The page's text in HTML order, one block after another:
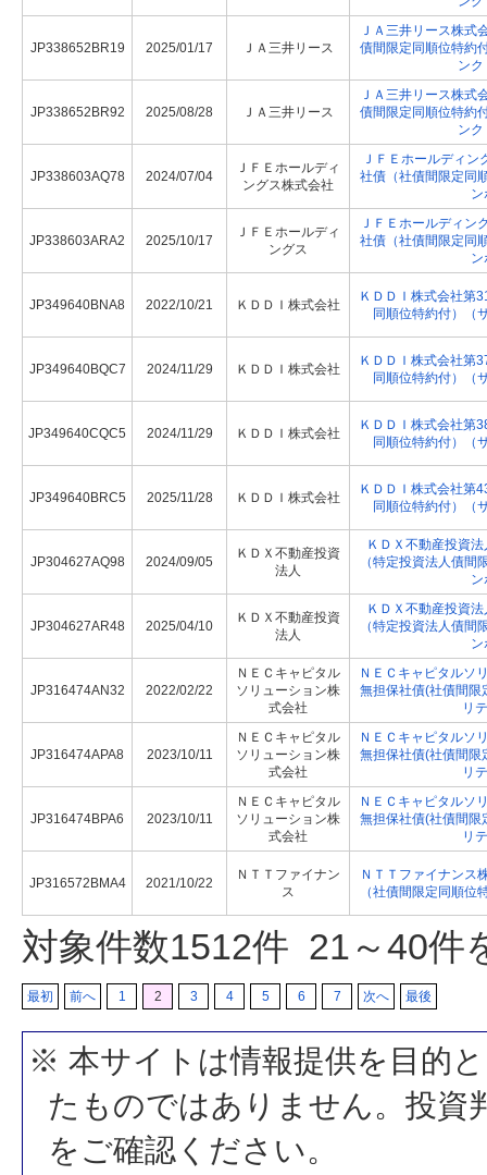
JP338652BR19 2025/01/17 ＪＡ三井リース
ＪＡ三井リース株式
債間限定同順位特約
ンク
JP338652BR92 2025/08/28 ＪＡ三井リース
ＪＡ三井リース株式
債間限定同順位特約
ンク
JP338603AQ78 2024/07/04
ＪＦＥホールディ
ングス株式会社
ＪＦＥホールディン
社債（社債間限定同
ン
JP338603ARA2 2025/10/17
ＪＦＥホールディ
ングス
ＪＦＥホールディン
社債（社債間限定同
ン
JP349640BNA8 2022/10/21 ＫＤＤＩ株式会社
ＫＤＤＩ株式会社第
同順位特約付）（
JP349640BQC7 2024/11/29 ＫＤＤＩ株式会社
ＫＤＤＩ株式会社第
同順位特約付）（
JP349640CQC5 2024/11/29 ＫＤＤＩ株式会社
ＫＤＤＩ株式会社第
同順位特約付）（
JP349640BRC5 2025/11/28 ＫＤＤＩ株式会社
ＫＤＤＩ株式会社第
同順位特約付）（
JP304627AQ98 2024/09/05
ＫＤＸ不動産投資
法人
ＫＤＸ不動産投資
（特定投資法人債間
ン
JP304627AR48 2025/04/10
ＫＤＸ不動産投資
法人
ＫＤＸ不動産投資
（特定投資法人債間
ン
JP316474AN32 2022/02/22
ＮＥＣキャピタル
ソリューション株
式会社
ＮＥＣキャピタルソ
無担保社債(社債間限
リ
JP316474APA8 2023/10/11
ＮＥＣキャピタル
ソリューション株
式会社
ＮＥＣキャピタルソ
無担保社債(社債間限
リ
JP316474BPA6 2023/10/11
ＮＥＣキャピタル
ソリューション株
式会社
ＮＥＣキャピタルソ
無担保社債(社債間限
リ
JP316572BMA4 2021/10/22
ＮＴＴファイナン
ス
ＮＴＴファイナンス
（社債間限定同順位
対象件数1512件 21～40件
最初 前へ 1 2 3 4 5 6 7 次へ 最後
※ 本サイトは情報提供を目的
たものではありません。投資
をご確認ください。